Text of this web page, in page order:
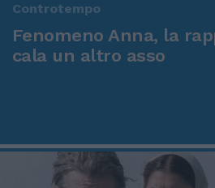
Controtempo
Fenomeno Anna, la
cala un altro asso